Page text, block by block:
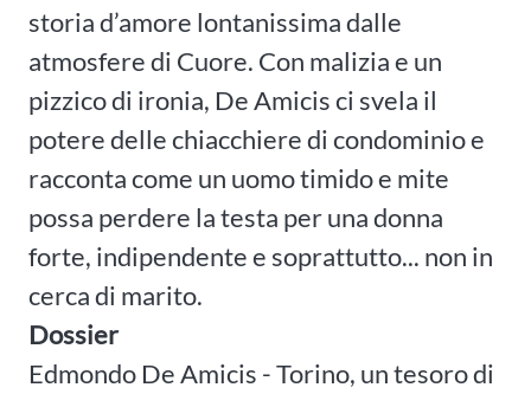
storia d’amore lontanissima dalle
atmosfere di Cuore. Con malizia e un
pizzico di ironia, De Amicis ci svela il
potere delle chiacchiere di condominio e
racconta come un uomo timido e mite
possa perdere la testa per una donna
forte, indipendente e soprattutto... non in
cerca di marito.
Dossier
Edmondo De Amicis - Torino, un tesoro di